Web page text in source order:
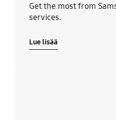
Get the most from
services.
Lue lisää